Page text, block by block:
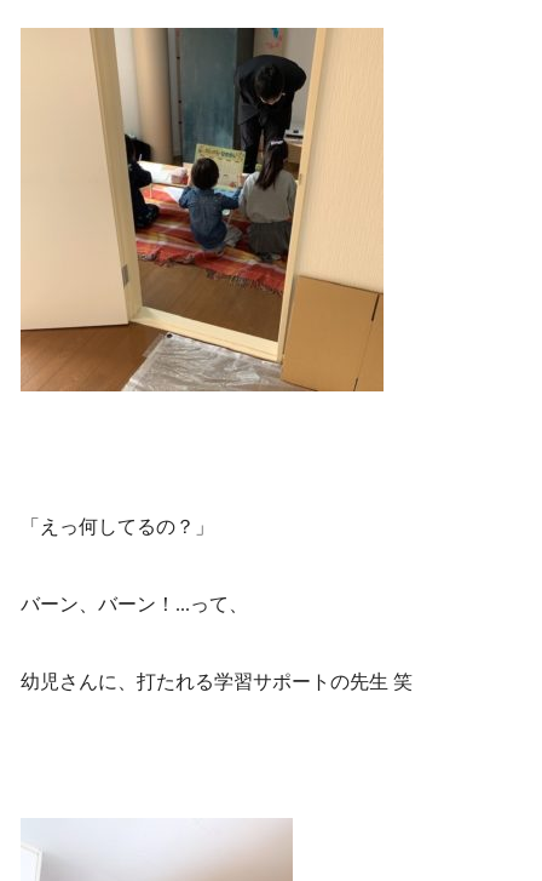
「えっ何してるの？」
バーン、バーン！...って、
幼児さんに、打たれる学習サポートの先生 笑